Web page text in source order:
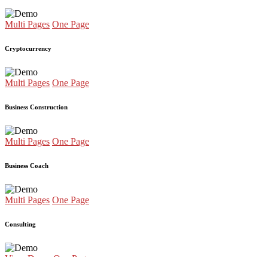
Multi Pages One Page
Cryptocurrency
Multi Pages One Page
Business Construction
Multi Pages One Page
Business Coach
Multi Pages One Page
Consulting